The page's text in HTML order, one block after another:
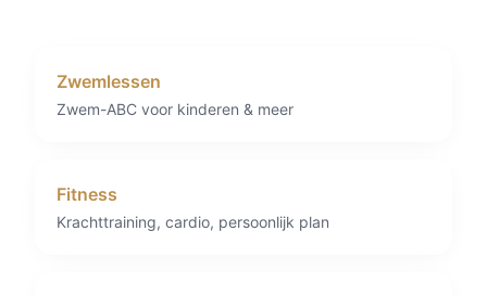
Zwemlessen
Zwem-ABC voor kinderen & meer
Fitness
Krachttraining, cardio, persoonlijk plan